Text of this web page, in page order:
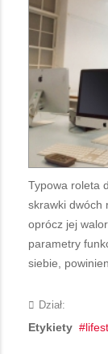
Typowa roleta
skrawki dwóch
oprócz jej
parametry
siebie,
Dział:
Etykiety